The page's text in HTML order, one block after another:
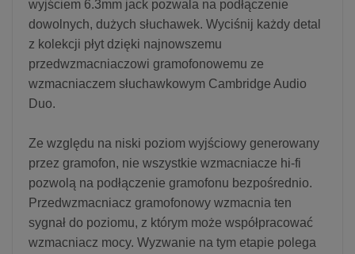
wyjściem 6.3mm jack pozwala na podłączenie
dowolnych, dużych słuchawek. Wyciśnij każdy detal
z kolekcji płyt dzięki najnowszemu
przedwzmacniaczowi gramofonowemu ze
wzmacniaczem słuchawkowym Cambridge Audio
Duo.
Ze względu na niski poziom wyjściowy generowany
przez gramofon, nie wszystkie wzmacniacze hi-fi
pozwolą na podłączenie gramofonu bezpośrednio.
Przedwzmacniacz gramofonowy wzmacnia ten
sygnał do poziomu, z którym może współpracować
wzmacniacz mocy. Wyzwanie na tym etapie polega